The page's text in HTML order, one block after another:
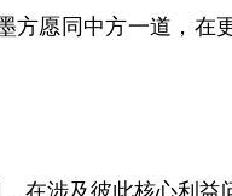
愿同中方一道，在
涉及彼此核心利益